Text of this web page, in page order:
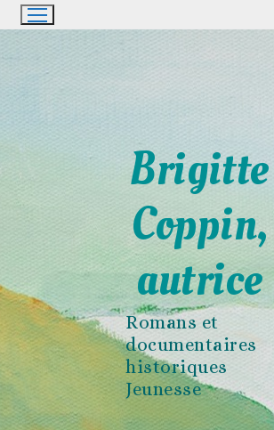
Aller
au
Brigitte
Coppin,
autrice
Romans et
documentaires
historiques
Jeunesse